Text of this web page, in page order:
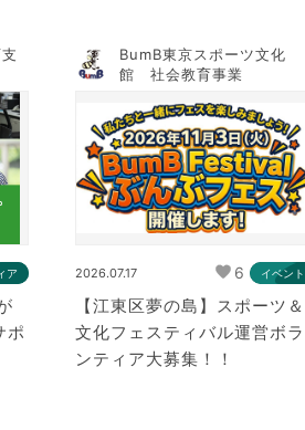
ア
ポ
BumB東京スポーツ文化
館 社会教育事業
2026.07.17 6 イベント
【江東区夢の島】スポーツ＆
文化フェスティバル運営ボラ
ンティア大募集！！